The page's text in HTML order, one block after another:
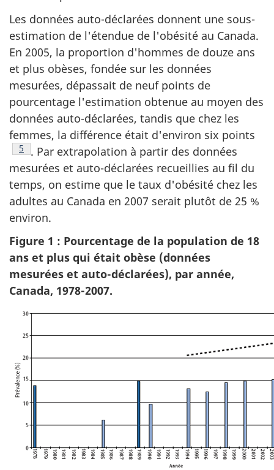
Les données auto-déclarées donnent une sous-
estimation de l'étendue de l'obésité au Canada.
En 2005, la proportion d'hommes de douze ans
et plus obèses, fondée sur les données
mesurées, dépassait de neuf points de
pourcentage l'estimation obtenue au moyen des
données auto-déclarées, tandis que chez les
femmes, la différence était d'environ six points
Note de bas de page
5
. Par extrapolation à partir des données
mesurées et auto-déclarées recueillies au fil du
temps, on estime que le taux d'obésité chez les
adultes au Canada en 2007 serait plutôt de 25 %
environ.
Figure 1 : Pourcentage de la population de 18
ans et plus qui était obèse (données
mesurées et auto-déclarées), par année,
Canada, 1978-2007.